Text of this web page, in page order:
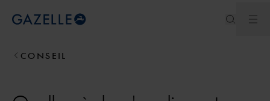
Royal Dutch Gazelle
CONSEIL